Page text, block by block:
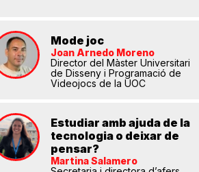
Mode joc
Joan Arnedo Moreno
Director del Màster Universitari
de Disseny i Programació de
Videojocs de la UOC
Estudiar amb ajuda de la
tecnologia o deixar de
pensar?
Martina Salamero